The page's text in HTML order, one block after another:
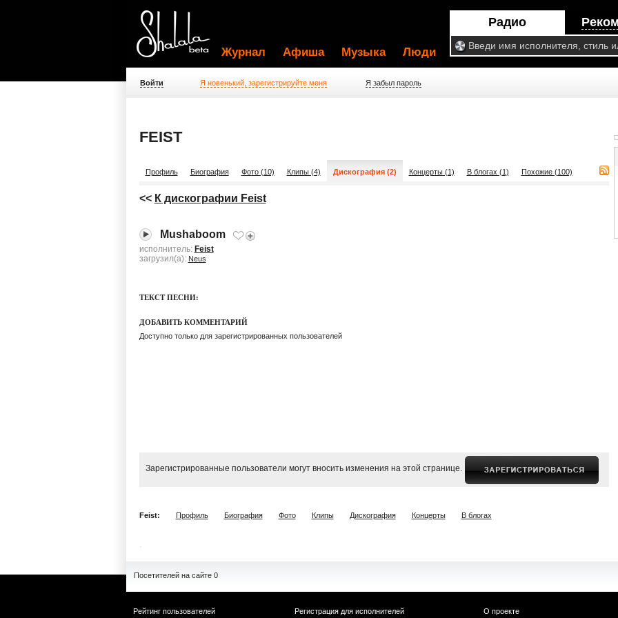
Радио
Журнал Афиша Музыка Люди
Войти Я новенький, зарегистрируйте меня Я забыл пароль
FEIST
Профиль Биография Фото (10) Клипы (4) Дискография (2) Концерты (1) В блогах (1) Похожие (100)
<< К дискографии Feist
Mushaboom
исполнитель: Feist
загрузил(а): Neus
ТЕКСТ ПЕСНИ:
ДОБАВИТЬ КОММЕНТАРИЙ
Доступно только для зарегистрированных пользователей
Зарегистрированные пользователи могут вносить изменения на этой странице.
Feist: Профиль Биография Фото Клипы Дискография Концерты В блогах
Посетителей на сайте 0
Рейтинг пользователей
Регистрация для исполнителей
О проекте